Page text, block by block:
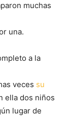
muchas
una.
a la
veces su
ella dos niños
lugar de